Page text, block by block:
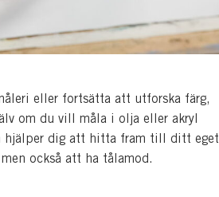
eller fortsätta att utforska färg,
om du vill måla i olja eller akryl
hjälper dig att hitta fram till ditt eget
också att ha tålamod.